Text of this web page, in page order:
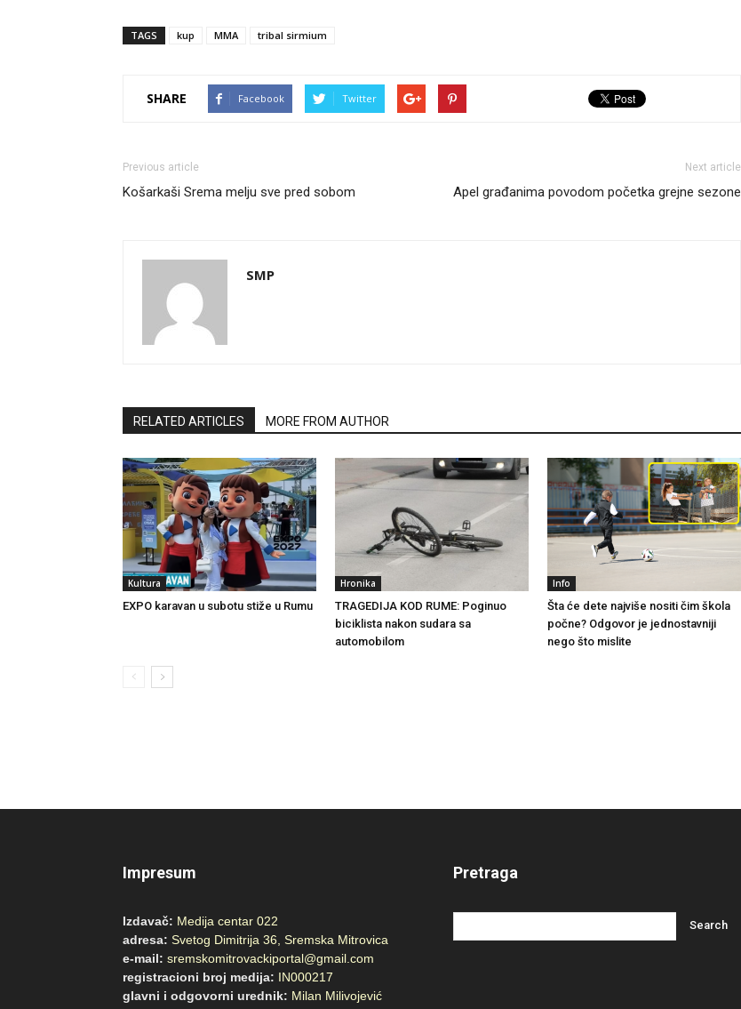
TAGS kup MMA tribal sirmium
SHARE Facebook Twitter
Previous article
Košarkaši Srema melju sve pred sobom
Next article
Apel građanima povodom početka grejne sezone
SMP
RELATED ARTICLES MORE FROM AUTHOR
Kultura
EXPO karavan u subotu stiže u Rumu
Hronika
TRAGEDIJA KOD RUME: Poginuo
biciklista nakon sudara sa
automobilom
Info
Šta će dete najviše nositi čim škola
počne? Odgovor je jednostavniji
nego što mislite
Impresum
Izdavač: Medija centar 022
adresa: Svetog Dimitrija 36, Sremska Mitrovica
e-mail: sremskomitrovackiportal@gmail.com
registracioni broj medija: IN000217
glavni i odgovorni urednik: Milan Milivojević
Pretraga